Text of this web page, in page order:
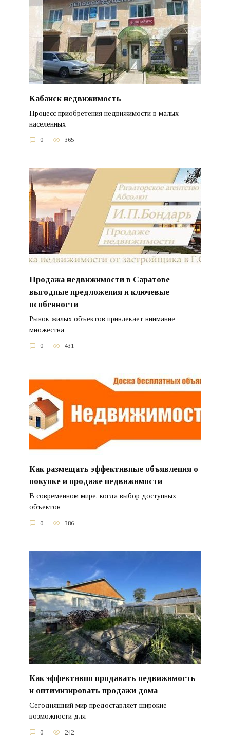
Кабанск недвижимость
Процесс приобретения недвижимости в малых
населенных
0 365
Продажа недвижимости в Саратове
выгодные предложения и ключевые
особенности
Рынок жилых объектов привлекает внимание
множества
0 431
Как размещать эффективные объявления о
покупке и продаже недвижимости
В современном мире, когда выбор доступных
объектов
0 386
Как эффективно продавать недвижимость
и оптимизировать продажи дома
Сегодняшний мир предоставляет широкие
возможности для
0 242